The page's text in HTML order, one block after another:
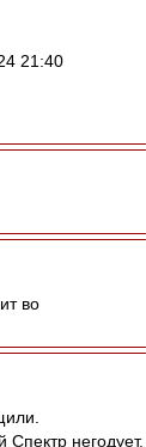
21:40
во
негодует.